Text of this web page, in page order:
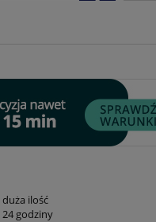
duża ilość
24 godziny